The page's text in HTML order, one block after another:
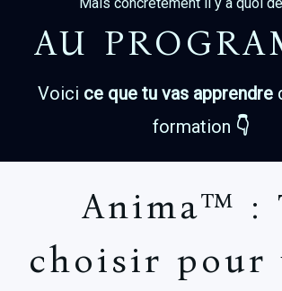
AU
Voici ce que tu vas apprendre
formation 👇
Anima™ :
choisir pour